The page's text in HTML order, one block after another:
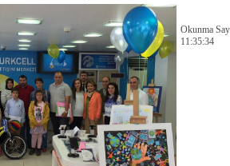
Okunma
11:35:34